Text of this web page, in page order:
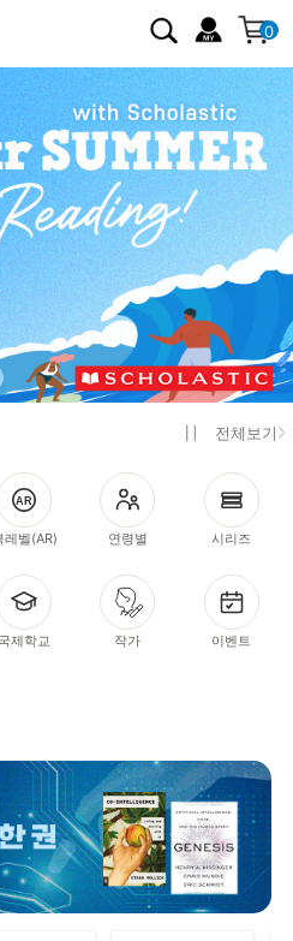
0
전체보기
레벨(AR) 연령별 시리즈
국제학교 작가 이벤트